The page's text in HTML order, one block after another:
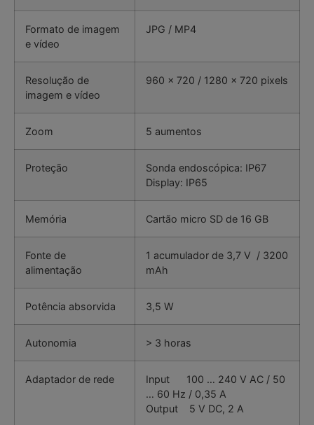
Formato de imagem
e vídeo
JPG / MP4
Resolução de
imagem e vídeo
960 x 720 / 1280 x 720 pixels
Zoom 5 aumentos
Proteção
Sonda endoscópica: IP67
Display: IP65
Memória Cartão micro SD de 16 GB
Fonte de
alimentação
1 acumulador de 3,7 V / 3200
mAh
Potência absorvida 3,5 W
Autonomia > 3 horas
Adaptador de rede
Input 100 … 240 V AC / 50
… 60 Hz / 0,35 A
Output 5 V DC, 2 A